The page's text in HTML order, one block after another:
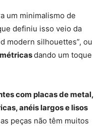
um minimalismo de
definiu isso veio da
modern silhouettes”, ou
dando um toque
com placas de metal,
anéis largos e lisos
peças não têm muitos